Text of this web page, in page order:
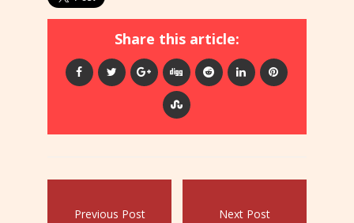
Share this article:
Previous Post Next Post